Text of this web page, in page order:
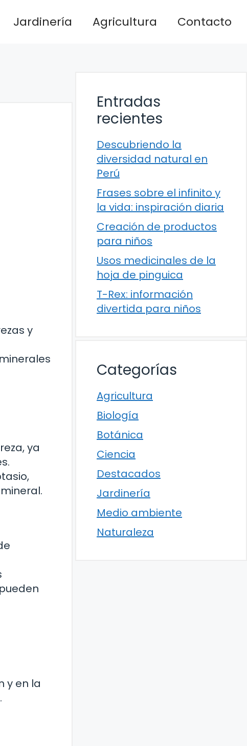
Jardinería Agricultura Contacto
y
ya
y en la
Entradas
recientes
Descubriendo la
diversidad natural en
Perú
Frases sobre el infinito y
la vida: inspiración diaria
Creación de productos
para niños
Usos medicinales de la
hoja de pinguica
T-Rex: información
divertida para niños
Categorías
Agricultura
Biología
Botánica
Ciencia
Destacados
Jardinería
Medio ambiente
Naturaleza